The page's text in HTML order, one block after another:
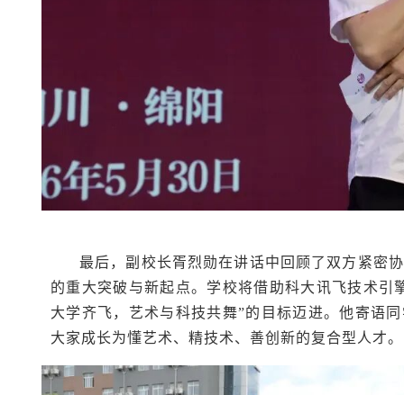
最后，副校长胥烈勋在讲话中回顾了双方紧密
的重大突破与新起点。学校将借助科大讯飞技术
大学齐飞，艺术与科技共舞”的目标迈进。他寄语
大家成长为懂艺术、精技术、善创新的复合型人才。